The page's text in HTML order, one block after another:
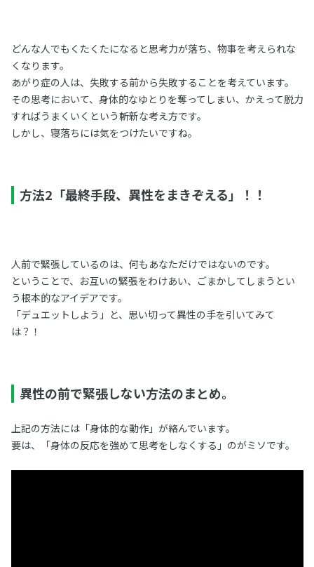
どんな人でもくたくたになると思考力が落ち、物事を考えられな
くなります。
あがり症の人は、失敗する前から失敗することを考えています。
その思考において、身体的なゆとりを奪ってしまい、かえって脱力
すればうまくいくという斬新な考え方です。
しかし、寝落ちには気をつけたいですね。
方法2「最終手段、異性をまきぞえる」！！
人前で緊張しているのは、何もあなただけではないのです。
ということで、お互いの緊張をわけあい、ごまかしてしまうとい
う根本的なアイデアです。
「デュエットしよう」と、思い切って異性の手を引いてみて
は？！
異性の前で緊張しない方法のまとめ。
上記の方法には「身体的な動作」が絡んでいます。
要は、「身体の反応を強めて思考をしなくする」のがミソです。